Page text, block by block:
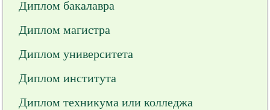
Диплом бакалавра
Диплом магистра
Диплом университета
Диплом института
Диплом техникума или колледжа